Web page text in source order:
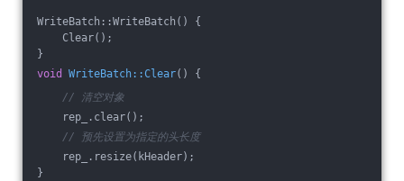
WriteBatch::WriteBatch() {
Clear();
}
void
WriteBatch::Clear()
{
// 清空对象
rep_.clear();
// 预先设置为指定的头长度
rep_.resize(kHeader);
}